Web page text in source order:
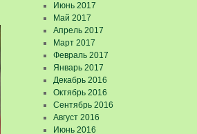
Июнь 2017
Май 2017
Апрель 2017
Март 2017
Февраль 2017
Январь 2017
Декабрь 2016
Октябрь 2016
Сентябрь 2016
Август 2016
Июнь 2016